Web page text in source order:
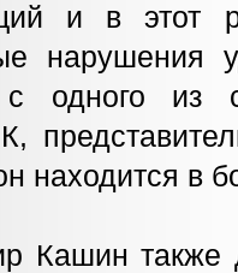
и в этот
нарушения
одного из
находится в
Кашин также